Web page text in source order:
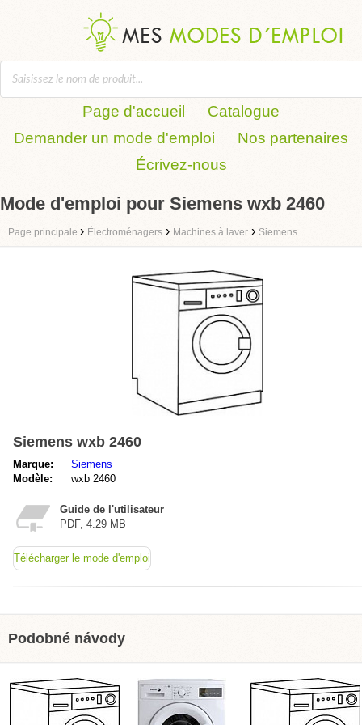
Page d'accueil
Catalogue
Demander un mode d'emploi
Nos partenaires
Écrivez-nous
Mode d'emploi pour Siemens wxb 2460
Page principale › Électroménagers › Machines à laver › Siemens
Siemens wxb 2460
Marque:
Siemens
Modèle:
wxb 2460
Guide de l'utilisateur
PDF, 4.29 MB
Télécharger le mode d'emploi
Podobné návody